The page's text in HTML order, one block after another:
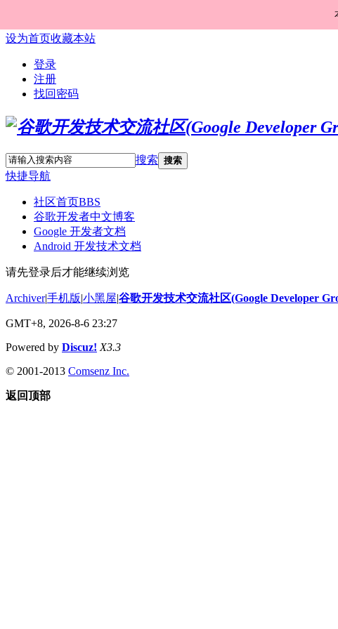
设为首页收藏本站
登录
注册
找回密码
搜索 搜索
快捷导航
社区首页BBS
谷歌开发者中文博客
Google 开发者文档
Android 开发技术文档
请先登录后才能继续浏览
Archiver|手机版|小黑屋|谷歌开发技术交流社区(Google Developer
GMT+8, 2026-8-6 23:27
Powered by Discuz! X3.3
© 2001-2013 Comsenz Inc.
返回顶部